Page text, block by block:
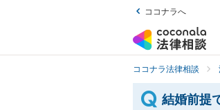
ココナラへ
ココナラ法律相談
結婚前提